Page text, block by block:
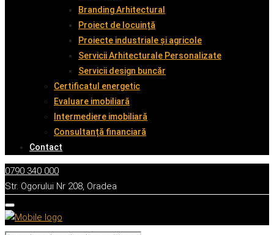
Branding Arhitectural
Proiect de locuință
Proiecte industriale și agricole
Servicii Arhitecturale Personalizate
Servicii design buncăr
Certificatul energetic
Evaluare imobiliară
Intermediere imobiliară
Consultanță financiară
Contact
0790 340 000
Str. Ogorului Nr 208, Oradea